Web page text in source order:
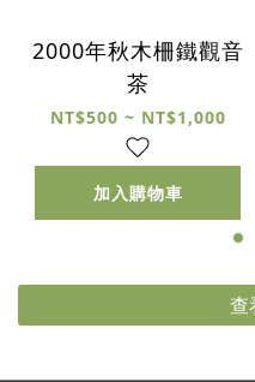
2000年秋木柵鐵觀音
茶
NT$500 ~ NT$1,000
加入購物車
查